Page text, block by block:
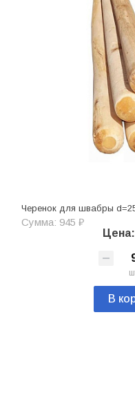
Черенок для швабры
Сумма: 945 ₽
В